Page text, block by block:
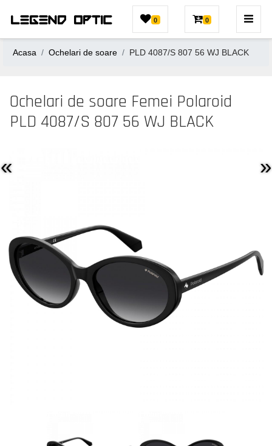
0 0
Acasa Ochelari de soare PLD 4087/S 807 56 WJ BLACK
Ochelari de soare Femei Polaroid
PLD 4087/S 807 56 WJ BLACK
« »